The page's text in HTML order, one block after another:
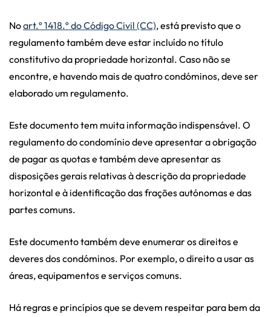
Noart.º 1418.º do Código Civil (CC), está previsto que o
regulamento também deve estar incluído no título
constitutivo da propriedade horizontal. Caso não se
encontre, e havendo mais de quatro condóminos, deve ser
elaborado um regulamento.
Este documento tem muita informação indispensável. O
regulamento do condomínio deve apresentar a obrigação
de pagar as quotas e também deve apresentar as
disposições gerais relativas à descrição da propriedade
horizontal e à identificação das frações autónomas e das
partes comuns.
Este documento também deve enumerar os direitos e
deveres dos condóminos. Por exemplo, o direito a usar as
áreas, equipamentos e serviços comuns.
Há regras e princípios que se devem respeitar para bem da